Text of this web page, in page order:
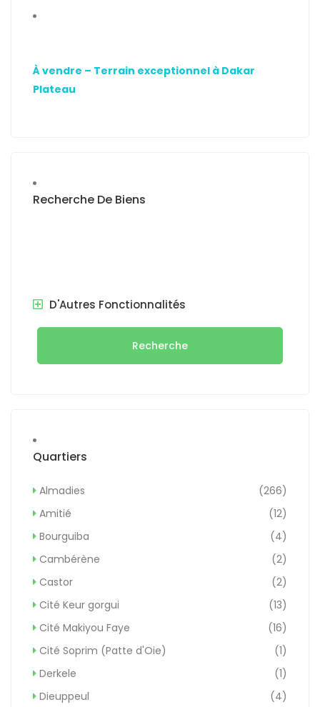
À vendre – Terrain exceptionnel à Dakar
Plateau
Recherche De Biens
D'Autres Fonctionnalités
Recherche
Quartiers
Almadies
(266)
Amitié
(12)
Bourguiba
(4)
Cambérène
(2)
Castor
(2)
Cité Keur gorgui
(13)
Cité Makiyou Faye
(16)
Cité Soprim (Patte d'Oie)
(1)
Derkele
(1)
Dieuppeul
(4)